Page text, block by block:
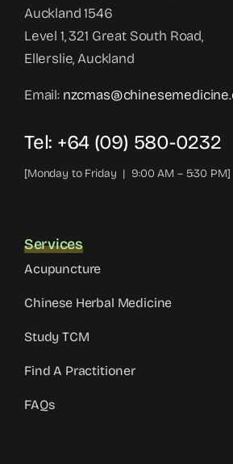
Auckland 1546
Level 1, 321 Great South Road,
Ellerslie, Auckland
Email:
Tel: +64 (09) 580-0232
[Monday to Friday | 9:00 AM – 5:30 PM]
Services
Acupuncture
Chinese Herbal Medicine
Study TCM
Find A Practitioner
FAQs